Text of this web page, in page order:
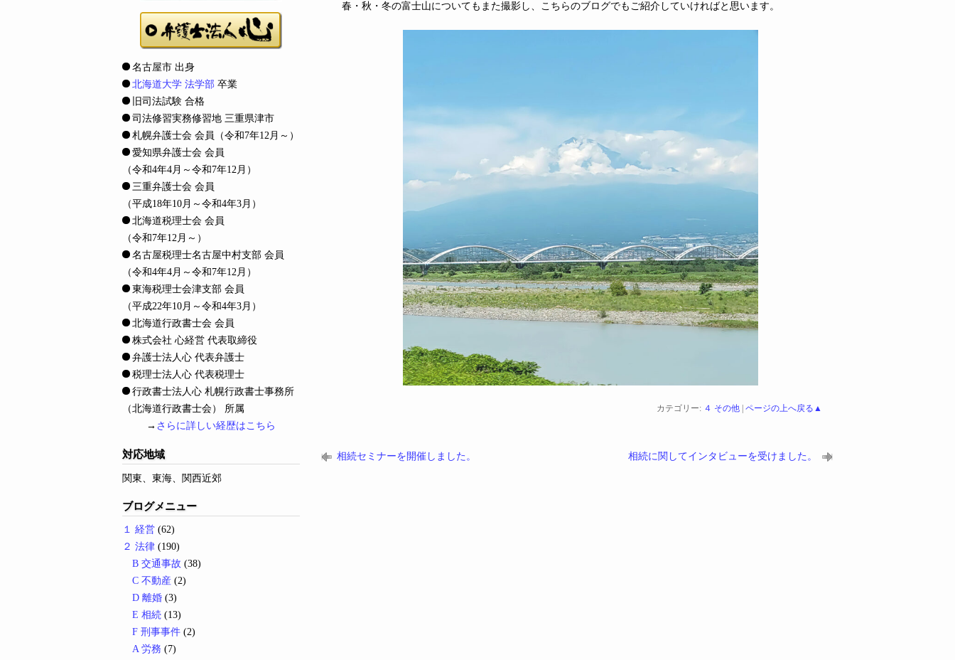
春・秋・冬の富士山についてもまた撮影し、こちらのブログでもご紹介していければと思います。
カテゴリー: ４ その他 ページの上へ戻る▲
相続セミナーを開催しました。 相続に関してインタビューを受けました。
名古屋市 出身
北海道大学 法学部 卒業
旧司法試験 合格
司法修習実務修習地 三重県津市
札幌弁護士会 会員
（令和7年12月～）
愛知県弁護士会 会員
（令和4年4月～令和7年12月）
三重弁護士会 会員
（平成18年10月～令和4年3月）
北海道税理士会 会員
（令和7年12月～）
名古屋税理士名古屋中村支部 会員
（令和4年4月～令和7年12月）
東海税理士会津支部 会員
（平成22年10月～令和4年3月）
北海道行政書士会 会員
株式会社 心経営 代表取締役
弁護士法人心 代表弁護士
税理士法人心 代表税理士
行政書士法人心 札幌行政書士事務所
（北海道行政書士会） 所属
→ さらに詳しい経歴はこちら
対応地域
関東、東海、関西近郊
ブログメニュー
１ 経営 (62)
２ 法律 (190)
B 交通事故 (38)
C 不動産 (2)
D 離婚 (3)
E 相続 (13)
F 刑事事件 (2)
A 労務 (7)